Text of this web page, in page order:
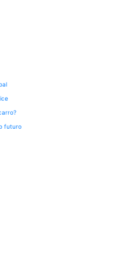
futuro